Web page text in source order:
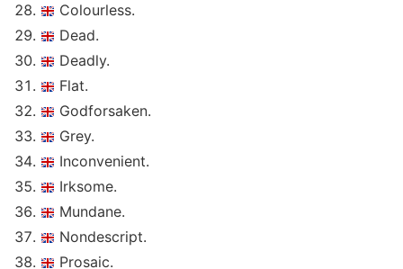
Colourless.
Dead.
Deadly.
Flat.
Godforsaken.
Grey.
Inconvenient.
Irksome.
Mundane.
Nondescript.
Prosaic.